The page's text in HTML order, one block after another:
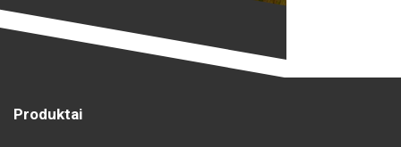
Produktai